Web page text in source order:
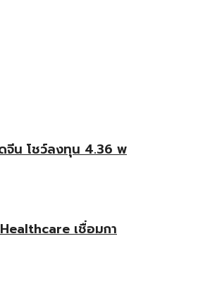
จีน โชว์ลงทุน 4.36 พ
เชื่อมกา